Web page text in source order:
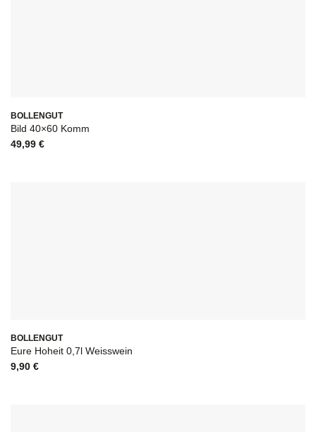
BOLLENGUT
Bild 40×60 Komm
49,99 €
BOLLENGUT
Eure Hoheit 0,7l Weisswein
9,90 €